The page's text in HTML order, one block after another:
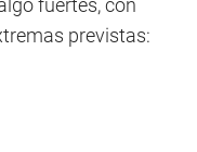
fuertes, con
previstas: